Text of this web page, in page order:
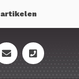
artikelen